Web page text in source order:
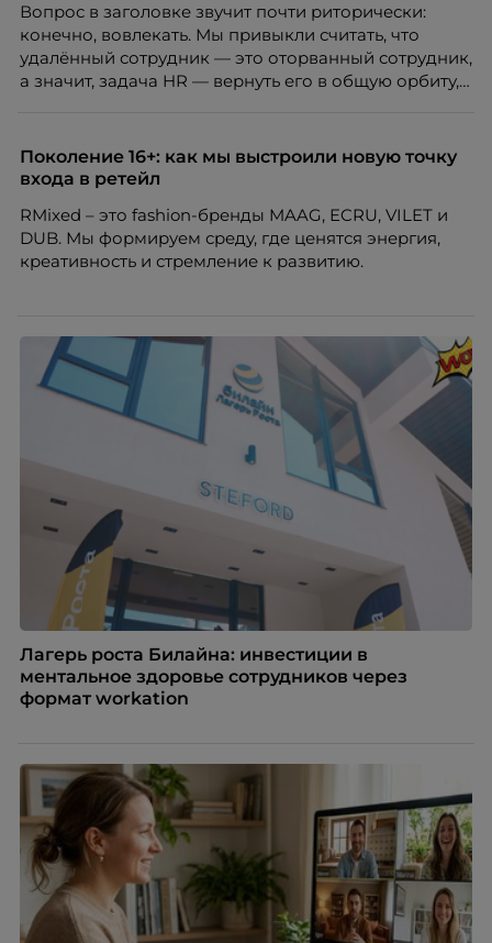
Вопрос в заголовке звучит почти риторически:
конечно, вовлекать. Мы привыкли считать, что
удалённый сотрудник — это оторванный сотрудник,
а значит, задача HR — вернуть его в общую орбиту,
вовлечения, стоит остановиться на неудобном
факте: данные говорят ровно обратное тому, что
Марианна Симонян — HR Tech лидер, эксперт по
People Analytics, приглашённый лектор НИУ ВШЭ и
МИФИ, автор книги «Дао женской карьеры».
Поколение 16+: как мы выстроили новую точку
входа в ретейл
RMixed – это fashion-бренды MAAG, ECRU, VILET и
DUB. Мы формируем среду, где ценятся энергия,
креативность и стремление к развитию.
Лагерь роста Билайна: инвестиции в
ментальное здоровье сотрудников через
формат workation